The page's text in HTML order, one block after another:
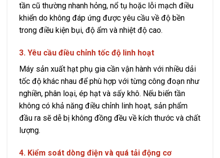
tần cũ thường nhanh hỏng, nổ tụ hoặc lỗi mạch điều
khiển do không đáp ứng được yêu cầu về độ bền
trong điều kiện bụi, độ ẩm và nhiệt độ cao.
3. Yêu cầu điều chỉnh tốc độ linh hoạt
Máy sản xuất hạt phụ gia cần vận hành với nhiều dải
tốc độ khác nhau để phù hợp với từng công đoạn như
nghiền, phân loại, ép hạt và sấy khô. Nếu biến tần
không có khả năng điều chỉnh linh hoạt, sản phẩm
đầu ra sẽ dễ bị không đồng đều về kích thước và chất
lượng.
4. Kiểm soát dòng điện và quá tải động cơ